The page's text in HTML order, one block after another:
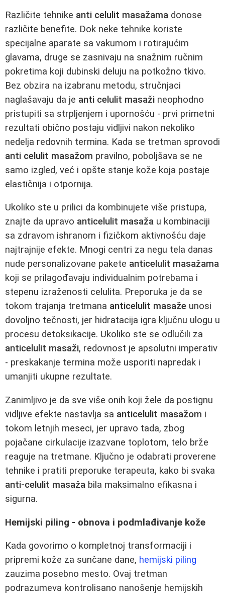
Različite tehnike anti celulit masažama donose
različite benefite. Dok neke tehnike koriste
specijalne aparate sa vakumom i rotirajućim
glavama, druge se zasnivaju na snažnim ručnim
pokretima koji dubinski deluju na potkožno tkivo.
Bez obzira na izabranu metodu, stručnjaci
naglašavaju da je anti celulit masaži neophodno
pristupiti sa strpljenjem i upornošću - prvi primetni
rezultati obično postaju vidljivi nakon nekoliko
nedelja redovnih termina. Kada se tretman sprovodi
anti celulit masažom pravilno, poboljšava se ne
samo izgled, već i opšte stanje kože koja postaje
elastičnija i otpornija.
Ukoliko ste u prilici da kombinujete više pristupa,
znajte da upravo anticelulit masaža u kombinaciji
sa zdravom ishranom i fizičkom aktivnošću daje
najtrajnije efekte. Mnogi centri za negu tela danas
nude personalizovane pakete anticelulit masažama
koji se prilagođavaju individualnim potrebama i
stepenu izraženosti celulita. Preporuka je da se
tokom trajanja tretmana anticelulit masaže unosi
dovoljno tečnosti, jer hidratacija igra ključnu ulogu u
procesu detoksikacije. Ukoliko ste se odlučili za
anticelulit masaži, redovnost je apsolutni imperativ
- preskakanje termina može usporiti napredak i
umanjiti ukupne rezultate.
Zanimljivo je da sve više onih koji žele da postignu
vidljive efekte nastavlja sa anticelulit masažom i
tokom letnjih meseci, jer upravo tada, zbog
pojačane cirkulacije izazvane toplotom, telo brže
reaguje na tretmane. Ključno je odabrati proverene
tehnike i pratiti preporuke terapeuta, kako bi svaka
anti-celulit masaža bila maksimalno efikasna i
sigurna.
Hemijski piling - obnova i podmlađivanje kože
Kada govorimo o kompletnoj transformaciji i
pripremi kože za sunčane dane, hemijski piling
zauzima posebno mesto. Ovaj tretman
podrazumeva kontrolisano nanošenje hemijskih